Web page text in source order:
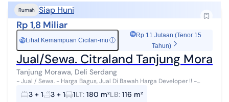
Rumah Siap Huni
Rp 1,8 Miliar
Rp Lihat Kemampuan Cicilan-mu ⓘ
Rp 11 Jutaan (Tenor 15
Tahun)
Jual/Sewa. Citraland Tanjung
Tanjung Morawa, Deli Serdang
- Jual / Sewa. - Harga Bagus, Jual Di Bawah Harga Developer !! -
Bangunan Sudah Ready ( Tidak Perlu Tunggu Indent ± 2 Tahunan ) -
Rumah Baru, Siap...
3 + 1 3 + 1 1LT: 180 m²LB: 116 m²